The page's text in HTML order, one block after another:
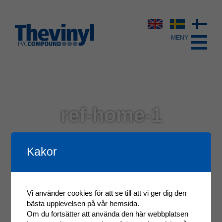
ref-home-1
Kakor
Vi använder cookies för att se till att vi ger dig den
bästa upplevelsen på vår hemsida.
Om du fortsätter att använda den här webbplatsen